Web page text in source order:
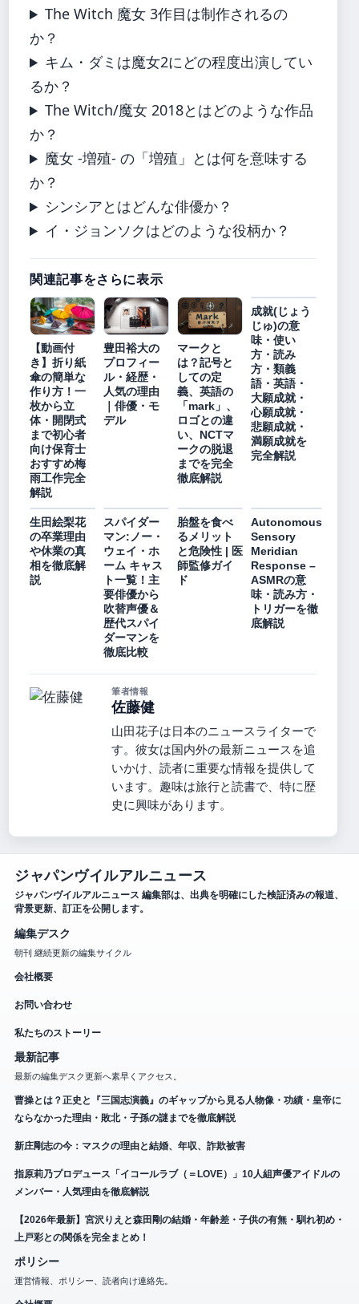
The Witch 魔女 3作目は制作されるの
か？
キム・ダミは魔女2にどの程度出演してい
るか？
The Witch/魔女 2018とはどのような作品
か？
魔女 -増殖- の「増殖」とは何を意味する
か？
シンシアとはどんな俳優か？
イ・ジョンソクはどのような役柄か？
関連記事をさらに表示
【動画付
き】折り紙
傘の簡単な
作り方！一
枚から立
体・開閉式
まで初心者
向け保育士
おすすめ梅
雨工作完全
解説
豊田裕大の
プロフィー
ル・経歴・
人気の理由
｜俳優・モ
デル
マークと
は？記号と
しての定
義、英語の
「mark」、
ロゴとの違
い、NCTマ
ークの脱退
までを完全
徹底解説
成就(じょう
じゅ)の意
味・使い
方・読み
方・類義
語・英語・
大願成就・
心願成就・
悲願成就・
満願成就を
完全解説
生田絵梨花
の卒業理由
や休業の真
相を徹底解
説
スパイダー
マン:ノー・
ウェイ・ホ
ーム キャス
ト一覧！主
要俳優から
吹替声優＆
歴代スパイ
ダーマンを
徹底比較
胎盤を食べ
るメリット
と危険性 | 医
師監修ガイ
ド
Autonomous
Sensory
Meridian
Response –
ASMRの意
味・読み方・
トリガーを徹
底解説
筆者情報
佐藤健
山田花子は日本のニュースライターで
す。彼女は国内外の最新ニュースを追
いかけ、読者に重要な情報を提供して
います。趣味は旅行と読書で、特に歴
史に興味があります。
ジャパンヴイルアルニュース
ジャパンヴイルアルニュース 編集部は、出典を明確にした検証済みの報道、
背景更新、訂正を公開します。
編集デスク
朝刊 継続更新の編集サイクル
会社概要
お問い合わせ
私たちのストーリー
最新記事
最新の編集デスク更新へ素早くアクセス。
曹操とは？正史と『三国志演義』のギャップから見る人物像・功績・皇帝に
ならなかった理由・敗北・子孫の謎までを徹底解説
新庄剛志の今：マスクの理由と結婚、年収、詐欺被害
指原莉乃プロデュース「イコールラブ（＝LOVE）」10人組声優アイドルの
メンバー・人気理由を徹底解説
【2026年最新】宮沢りえと森田剛の結婚・年齢差・子供の有無・馴れ初め・
上戸彩との関係を完全まとめ！
ポリシー
運営情報、ポリシー、読者向け連絡先。